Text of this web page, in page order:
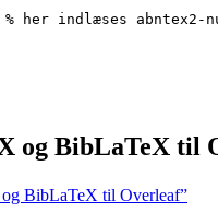
% her indlæses abntex2-
og BibLaTeX til
BibLaTeX til Overleaf”